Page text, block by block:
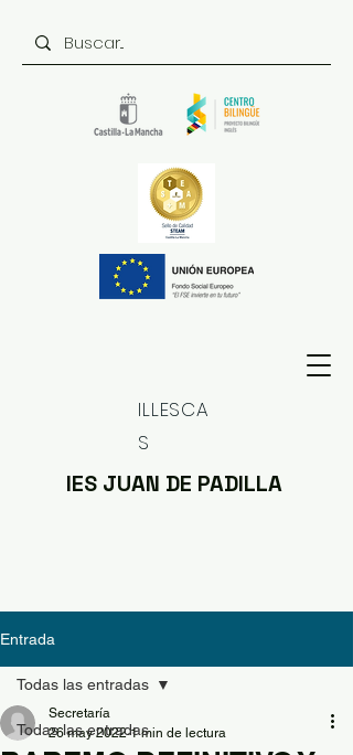
ILLESCA
S
IES JUAN DE PADILLA
Entrada
Todas las entradas
Todas las entradas
Secretaría
26 may 2022 1 min de lectura